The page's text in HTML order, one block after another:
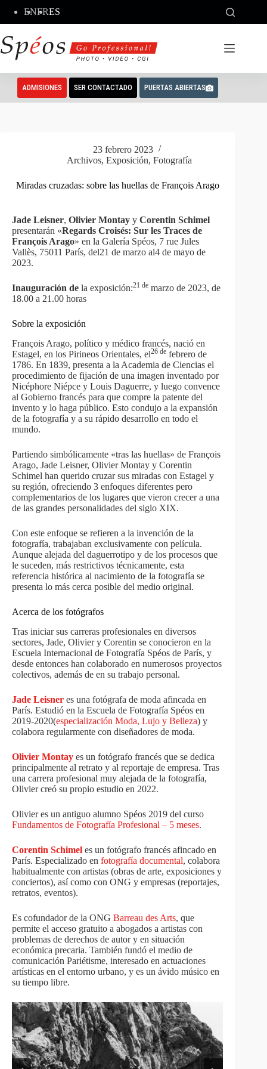
contenido
ENFRES
ADMISIONES SER CONTACTADO PUERTAS ABIERTAS
23 febrero 2023
Archivos,Exposición,Fotografía
Miradas cruzadas: sobre las huellas de François Arago
Jade Leisner, Olivier Montay y Corentin Schimel
presentarán «Regards Croisés: Sur les Traces de
François Arago» en la Galería Spéos, 7 rue Jules
Vallès, 75011 París, del21 de marzo al4 de mayo de
2023.
Inauguración de la exposición:21 de marzo de 2023, de
18.00 a 21.00 horas
Sobre la exposición
François Arago, político y médico francés, nació en
Estagel, en los Pirineos Orientales, el26 de febrero de
1786. En 1839, presenta a la Academia de Ciencias el
procedimiento de fijación de una imagen inventado por
Nicéphore Niépce y Louis Daguerre, y luego convence
al Gobierno francés para que compre la patente del
invento y lo haga público. Esto condujo a la expansión
de la fotografía y a su rápido desarrollo en todo el
mundo.
Partiendo simbólicamente «tras las huellas» de François
Arago, Jade Leisner, Olivier Montay y Corentin
Schimel han querido cruzar sus miradas con Estagel y
su región, ofreciendo 3 enfoques diferentes pero
complementarios de los lugares que vieron crecer a una
de las grandes personalidades del siglo XIX.
Con este enfoque se refieren a la invención de la
fotografía, trabajaban exclusivamente con película.
Aunque alejada del daguerrotipo y de los procesos que
le suceden, más restrictivos técnicamente, esta
referencia histórica al nacimiento de la fotografía se
presenta lo más cerca posible del medio original.
Acerca de los fotógrafos
Tras iniciar sus carreras profesionales en diversos
sectores, Jade, Olivier y Corentin se conocieron en la
Escuela Internacional de Fotografía Spéos de París, y
desde entonces han colaborado en numerosos proyectos
colectivos, además de en su trabajo personal.
Jade Leisner es una fotógrafa de moda afincada en
París. Estudió en la Escuela de Fotografía Spéos en
2019-2020(especialización Moda, Lujo y Belleza) y
colabora regularmente con diseñadores de moda.
Olivier Montay es un fotógrafo francés que se dedica
principalmente al retrato y al reportaje de empresa. Tras
una carrera profesional muy alejada de la fotografía,
Olivier creó su propio estudio en 2022.
Olivier es un antiguo alumno Spéos 2019 del curso
Fundamentos de Fotografía Profesional – 5 meses.
Corentin Schimel es un fotógrafo francés afincado en
París. Especializado en fotografía documental, colabora
habitualmente con artistas (obras de arte, exposiciones y
conciertos), así como con ONG y empresas (reportajes,
retratos, eventos).
Es cofundador de la ONG Barreau des Arts, que
permite el acceso gratuito a abogados a artistas con
problemas de derechos de autor y en situación
económica precaria. También fundó el medio de
comunicación Pariétisme, interesado en actuaciones
artísticas en el entorno urbano, y es un ávido músico en
su tiempo libre.